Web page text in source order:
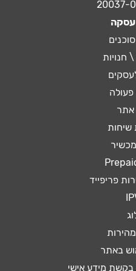
עסקה
חנויות
פעולה
פריפייד
באתר
בקשת מידע אישי